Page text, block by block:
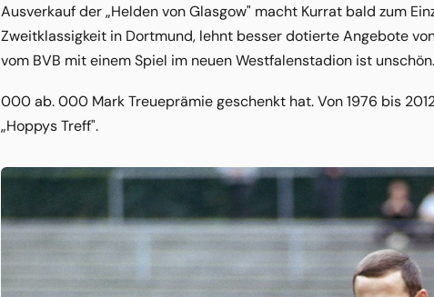
Ausverkauf der „Helden von Glasgow" macht Kurrat bald zum
Zweitklassigkeit in Dortmund, lehnt besser dotierte Angebote
vom BVB mit einem Spiel im neuen Westfalenstadion ist unschön.
000 ab. 000 Mark Treueprämie geschenkt hat. Von 1976 bis
„Hoppys Treff".